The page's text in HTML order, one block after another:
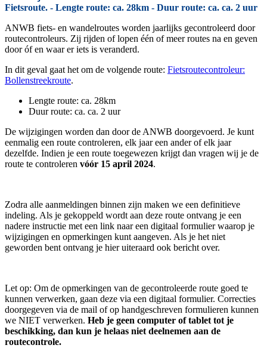
Fietsroute. - Lengte route: ca. 28km - Duur route: ca. ca. 2 uur
ANWB fiets- en wandelroutes worden jaarlijks gecontroleerd door
routecontroleurs. Zij rijden of lopen één of meer routes na en geven
door óf en waar er iets is veranderd.
In dit geval gaat het om de volgende route: Fietsroutecontroleur:
Bollenstreekroute.
Lengte route: ca. 28km
Duur route: ca. ca. 2 uur
De wijzigingen worden dan door de ANWB doorgevoerd. Je kunt
eenmalig een route controleren, elk jaar een ander of elk jaar
dezelfde. Indien je een route toegewezen krijgt dan vragen wij je de
route te controleren vóór 15 april 2024.
Zodra alle aanmeldingen binnen zijn maken we een definitieve
indeling. Als je gekoppeld wordt aan deze route ontvang je een
nadere instructie met een link naar een digitaal formulier waarop je
wijzigingen en opmerkingen kunt aangeven. Als je het niet
geworden bent ontvang je hier uiteraard ook bericht over.
Let op: Om de opmerkingen van de gecontroleerde route goed te
kunnen verwerken, gaan deze via een digitaal formulier. Correcties
doorgegeven via de mail of op handgeschreven formulieren kunnen
we NIET verwerken. Heb je geen computer of tablet tot je
beschikking, dan kun je helaas niet deelnemen aan de
routecontrole.